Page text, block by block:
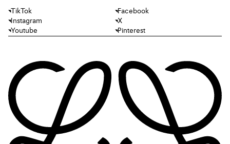
TikTok
Facebook
Instagram
X
Youtube
Pinterest